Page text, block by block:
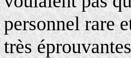
personnel rare
très